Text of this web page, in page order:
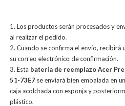
Los productos serán procesados y
al realizar el pedido.
Cuando se confirma el envío, recibirá
su correo electrónico de confirmación.
Esta batería de reemplazo Acer
51-73E7 se enviará bien embalada en
caja acolchada con esponja y
plástico.